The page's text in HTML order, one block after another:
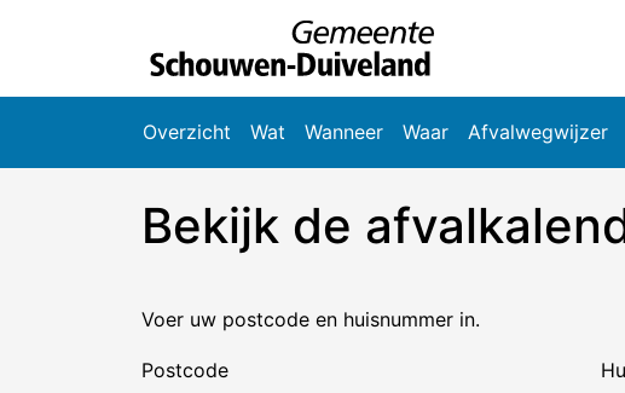
Overzicht Wat Wanneer Waar Afvalwegwijzer
Bekijk de
Voer uw postcode en huisnummer in.
Postcode